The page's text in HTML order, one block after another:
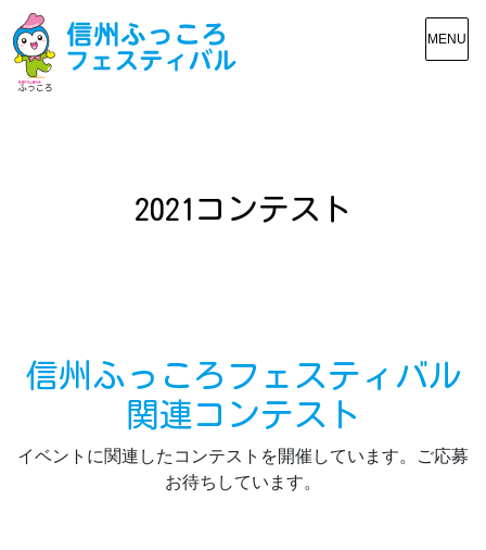
MENU
2021コンテスト
信州ふっころフェスティバル
関連コンテスト
イベントに関連したコンテストを開催しています。ご応募
お待ちしています。